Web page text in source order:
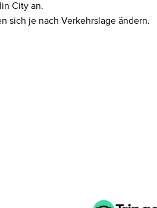
City an.
sich je nach Verkehrslage ändern.